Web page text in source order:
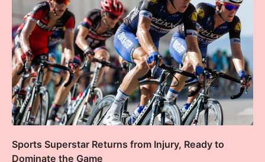
Sports Superstar Returns from Injury, Ready to
Dominate the Game